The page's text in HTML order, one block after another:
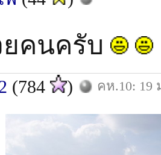
คนครับ
(784 ) คห.10: 19